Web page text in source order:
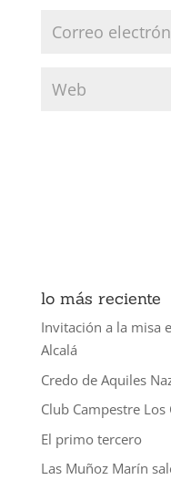
lo más reciente
Invitación a la misa
Alcalá
Credo de Aquiles
Club Campestre
El primo tercero
Las Muñoz Marín